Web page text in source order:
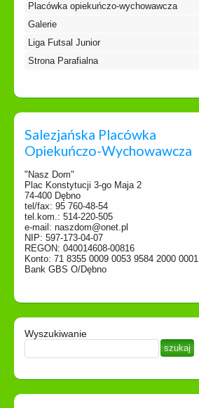
Placówka opiekuńczo-wychowawcza
Galerie
Liga Futsal Junior
Strona Parafialna
Salezjańska Placówka
Opiekuńczo-Wychowawcza
"Nasz Dom"
Plac Konstytucji 3-go Maja 2
74-400 Dębno
tel/fax: 95 760-48-54
tel.kom.: 514-220-505
e-mail: naszdom@onet.pl
NIP: 597-173-04-07
REGON: 040014608-00816
Konto: 71 8355 0009 0053 9584 2000 0001
Bank GBS O/Dębno
Wyszukiwanie